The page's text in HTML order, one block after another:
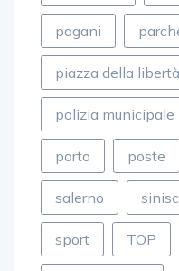
pagani
piazza della libertà
polizia municipale
porto poste
salerno
sport TOP